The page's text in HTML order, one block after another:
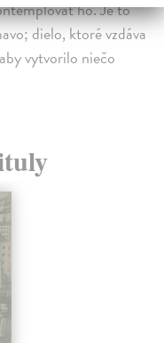
ho. Je to
dielo, ktoré vzdáva
vytvorilo niečo